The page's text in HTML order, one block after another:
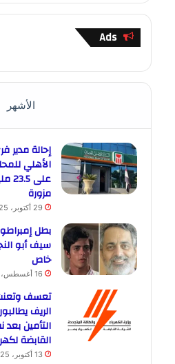
Ads
الأشهر
الأهلي
مزورة
29 أكتوبر، 2025
بطل
سيف أبو
خاص
16 أغسطس، 2025
تعسف
الريف
التأمين
القابضة
13 أكتوبر، 2025